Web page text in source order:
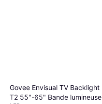
Govee Envisual TV Backlight
T2 55"-65" Bande lumineuse